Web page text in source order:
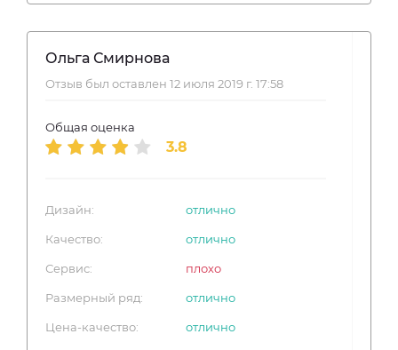
Ольга Смирнова
Отзыв был оставлен 12 июля 2019 г. 17:58
Общая оценка
3.8
Дизайн: отлично
Качество: отлично
Сервис: плохо
Размерный ряд: отлично
Цена-качество: отлично